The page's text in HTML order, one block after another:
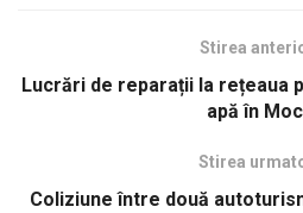
Stirea
Lucrări de reparații la rețeaua
apă în
Stirea
Coliziune între două